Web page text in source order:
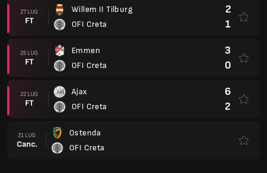
27 LUG
FT
Willem II Tilburg
OFI Creta
2
1
25 LUG
FT
Emmen
OFI Creta
3
0
22 LUG
FT
Ajax
OFI Creta
6
2
21 LUG
Canc.
Ostenda
OFI Creta